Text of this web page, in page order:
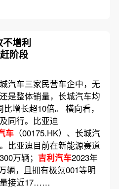
增利
阶段
汽车三家民营车企中，无
是整体销量，长城汽车均
增长超10倍。 横向看，
同行。比亚迪
车（00175.HK）、长城汽
比亚迪目前在新能源赛道
万辆； 吉利汽车2023年
辆，且拥有极氪001等明
量接近17……